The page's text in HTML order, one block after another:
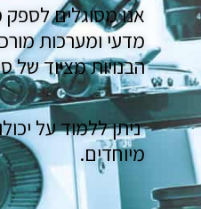
אנו מסוגלים לספק
מדעי ומערכות
הבנויות מציוד של
ניתן ללמוד על
מיוחדים.